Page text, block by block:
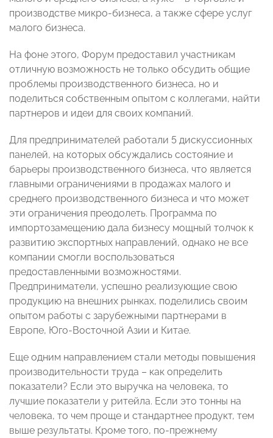
производстве микро-бизнеса, а также сфере услуг
малого бизнеса.
На фоне этого, Форум предоставил участникам
отличную возможность не только обсудить общие
проблемы производственного бизнеса, но и
поделиться собственным опытом с коллегами, найти
партнеров и идеи для своих компаний.
Для предпринимателей работали 5 дискуссионных
панелей, на которых обсуждались состояние и
барьеры производственного бизнеса, что является
главными ограничениями в продажах малого и
среднего производственного бизнеса и что может
эти ограничения преодолеть. Программа по
импортозамещению дала бизнесу мощный толчок к
развитию экспортных направлений, однако не все
компании смогли воспользоваться
предоставленными возможностями.
Предприниматели, успешно реализующие свою
продукцию на внешних рынках, поделились своим
опытом работы с зарубежными партнерами в
Европе, Юго-Восточной Азии и Китае.
Еще одним направлением стали методы повышения
производительности труда – как определить
показатели? Если это выручка на человека, то
лучшие показатели у ритейла. Если это тонны на
человека, то чем проще и стандартнее продукт, тем
выше результаты. Кроме того, по-прежнему